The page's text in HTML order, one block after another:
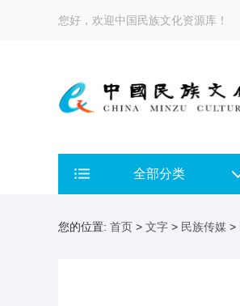
您好，欢迎中国民族文化资源库！
全部分类
您的位置: 首页 > 文字 > 民族传媒 >